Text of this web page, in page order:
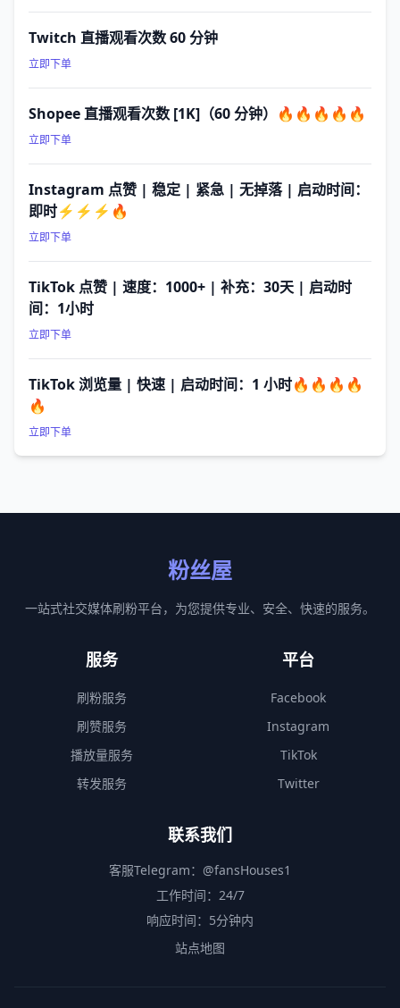
Twitch 直播观看次数 60 分钟
立即下单
Shopee 直播观看次数 [1K]（60 分钟）🔥🔥🔥🔥🔥
立即下单
Instagram 点赞 | 稳定 | 紧急 | 无掉落 | 启动时间：
即时⚡⚡⚡🔥
立即下单
TikTok 点赞 | 速度：1000+ | 补充：30天 | 启动时
间：1小时
立即下单
TikTok 浏览量 | 快速 | 启动时间：1 小时🔥🔥🔥🔥
🔥
立即下单
粉丝屋
一站式社交媒体刷粉平台，为您提供专业、安全、快速的服务。
服务
刷粉服务
刷赞服务
播放量服务
转发服务
平台
Facebook
Instagram
TikTok
Twitter
联系我们
客服Telegram： @fansHouses1
工作时间：24/7
响应时间：5分钟内
站点地图